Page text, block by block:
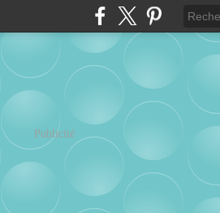
Publicité